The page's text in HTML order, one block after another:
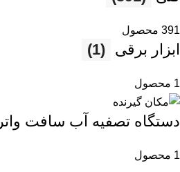
391 محصول
ابزار برقی (1)
1 محصول
دستگاه تصفیه آب سافت واتر
1 محصول